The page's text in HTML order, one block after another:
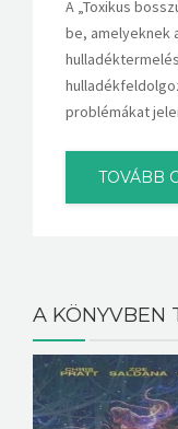
A „Toxikus
be, amelyeknek
problémákat
TOVÁBB
A KÖNYVBEN